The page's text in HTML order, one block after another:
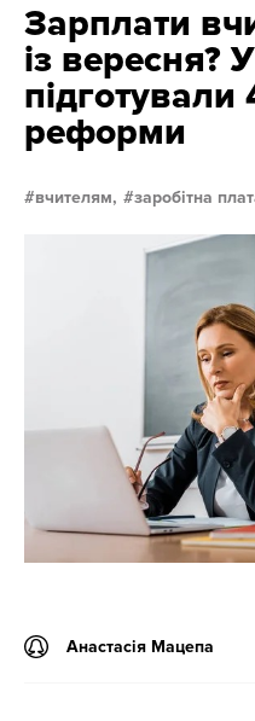
Зарплати
із
підготували
реформи
вчителям, заробітна
Анастасія Мацепа